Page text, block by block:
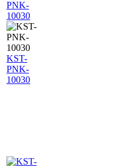
KST-
PNK-
10030